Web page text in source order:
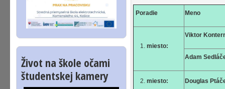
Život na škole očami
študentskej kamery
Poradie Meno
miesto:
Viktor
Adam
miesto: Douglas